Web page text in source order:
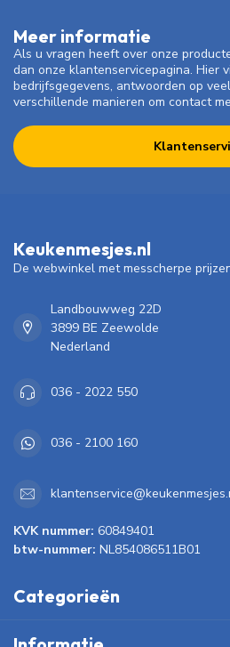
Meer informatie
Als u vragen heeft over onze
dan onze klantenservicepagina. Hier
bedrijfsgegevens, antwoorden op
verschillende manieren om contact
Keukenmesjes.nl
De webwinkel met messcherpe
Landbouwweg 22D
3899 BE Zeewolde
Nederland
036 - 2022 550
036 - 2100 160
KVK nummer: 60849401
btw-nummer: NL854086511B01
Categorieën